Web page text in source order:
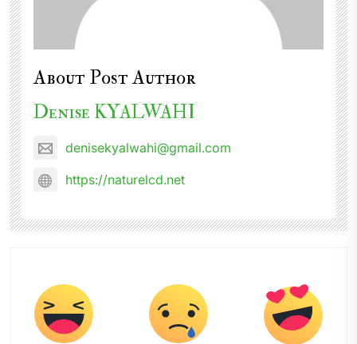
About Post Author
Denise KYALWAHI
denisekyalwahi@gmail.com
https://naturelcd.net